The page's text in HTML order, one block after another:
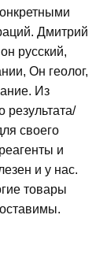
Дмитрий
русский,
Он геолог,
Из
результата/
своего
и
и у нас.
товары